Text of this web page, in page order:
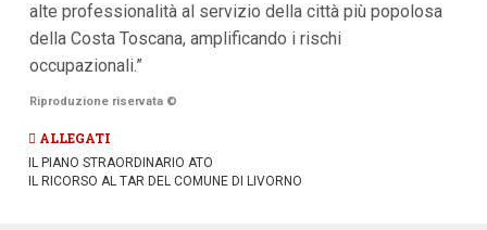
alte professionalità al servizio della città più popolosa
della Costa Toscana, amplificando i rischi
occupazionali.”
Riproduzione riservata ©
ALLEGATI
IL PIANO STRAORDINARIO ATO
IL RICORSO AL TAR DEL COMUNE DI LIVORNO